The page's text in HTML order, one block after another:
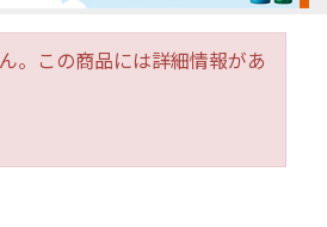
。この商品には詳細情報があ